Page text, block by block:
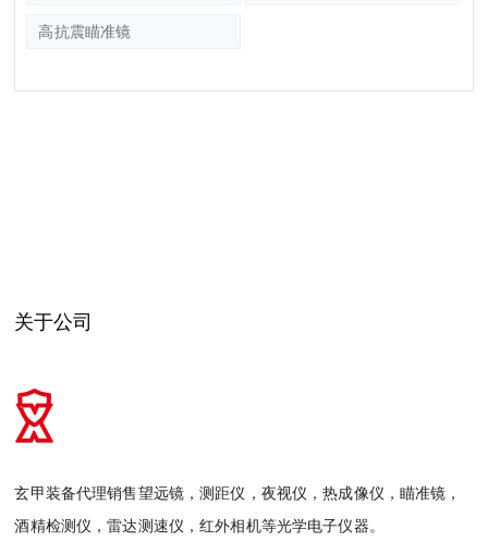
高抗震瞄准镜
关于公司
玄甲装备代理销售望远镜，测距仪，夜视仪，热成像仪，瞄准镜，
酒精检测仪，雷达测速仪，红外相机等光学电子仪器。